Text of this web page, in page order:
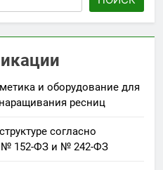
и оборудование для
ресниц
согласно
152-ФЗ и № 242-ФЗ